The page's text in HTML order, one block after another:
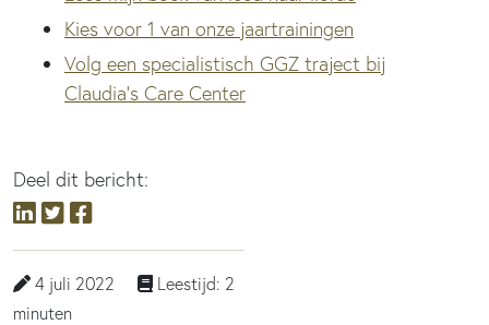
Kies voor 1 van onze jaartrainingen
Volg een specialistisch GGZ traject bij
Claudia’s Care Center
Deel dit bericht:
4 juli 2022
Leestijd: 2
minuten